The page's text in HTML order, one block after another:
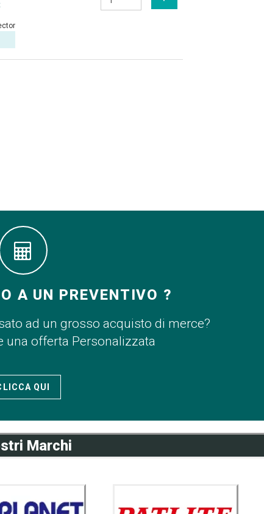
A UN PREVENTIVO ?
ad un grosso acquisto di merce?
una offerta Personalizzata
QUI
Marchi